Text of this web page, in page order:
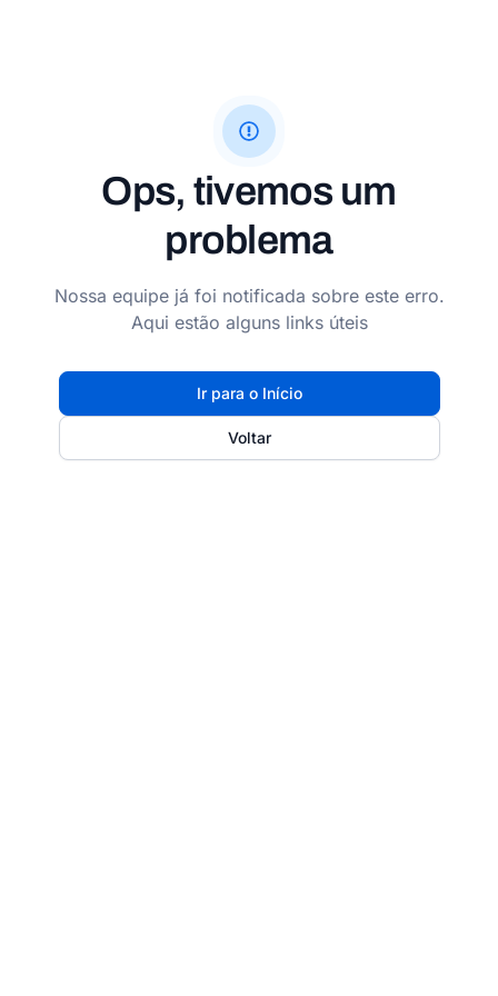
Ops, tivemos um
problema
Nossa equipe já foi notificada sobre este erro.
Aqui estão alguns links úteis
Ir para o Início
Voltar